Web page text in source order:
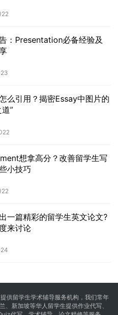
：Presentation必备经验及
么引用？揭密Essay中图片的
”
想拿高分？改善留学生写
小技巧
一篇精彩的留学生英文论文?
来讨论
供留学生学术辅导服务机构，我们常年
、新加坡等华人留学生提供作业代写、